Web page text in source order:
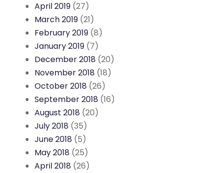
April 2019 (27)
March 2019 (21)
February 2019 (8)
January 2019 (7)
December 2018 (20)
November 2018 (18)
October 2018 (26)
September 2018 (16)
August 2018 (20)
July 2018 (35)
June 2018 (5)
May 2018 (25)
April 2018 (26)